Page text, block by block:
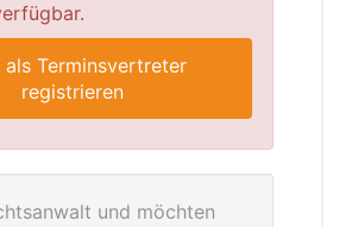
Terminsvertreter
registrieren
und möchten